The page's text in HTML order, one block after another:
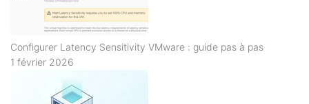
Configurer Latency Sensitivity VMware : guide pas à pas
1 février 2026